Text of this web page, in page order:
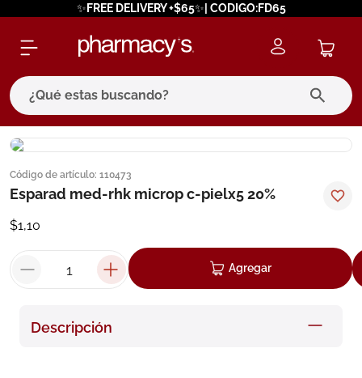
✨FREE DELIVERY +$65✨| CODIGO:FD65
¿Qué estas buscando?
Código de artículo: 110473
Esparad med-rhk microp c-pielx5 20%
$1,10
Agregar
Descripción
términos más buscados
1. eucerin
pilexil
5. cerave
6 degraler